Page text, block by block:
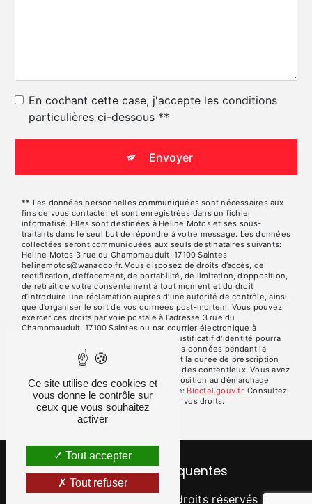
En cochant cette case, j'accepte les conditions
particulières ci-dessous **
Envoyer
** Les données personnelles communiquées sont nécessaires aux
fins de vous contacter et sont enregistrées dans un fichier
informatisé. Elles sont destinées à Heline Motos et ses sous-
traitants dans le seul but de répondre à votre message. Les données
collectées seront communiquées aux seuls destinataires suivants:
Heline Motos 3 rue du Champmauduit, 17100 Saintes
helinemotos@wanadoo.fr. Vous disposez de droits d’accès, de
rectification, d’effacement, de portabilité, de limitation, d’opposition,
de retrait de votre consentement à tout moment et du droit
d’introduire une réclamation auprès d’une autorité de contrôle, ainsi
que d’organiser le sort de vos données post-mortem. Vous pouvez
exercer ces droits par voie postale à l'adresse 3 rue du
Champmauduit, 17100 Saintes ou par courrier électronique à
l'adresse helinemotos@wanadoo.fr. Un justificatif d'identité pourra
vous être demandé. Nous conservons vos données pendant la
période de prise de contact puis pendant la durée de prescription
légale aux fins probatoires et de gestion des contentieux. Vous avez
le droit de vous inscrire sur la liste d'opposition au démarchage
téléphonique, disponible à cette adresse:
Bloctel.gouv.fr. Consultez
le site cnil.fr pour plus d’informations sur vos droits.
Recherches fréquentes
- 2026 - Tous droits réservés -
Ce site utilise des cookies et
vous donne le contrôle sur
ceux que vous souhaitez
activer
Tout accepter
Tout refuser